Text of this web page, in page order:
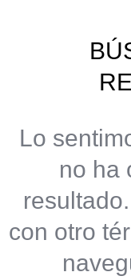
Lo
no ha
con otro